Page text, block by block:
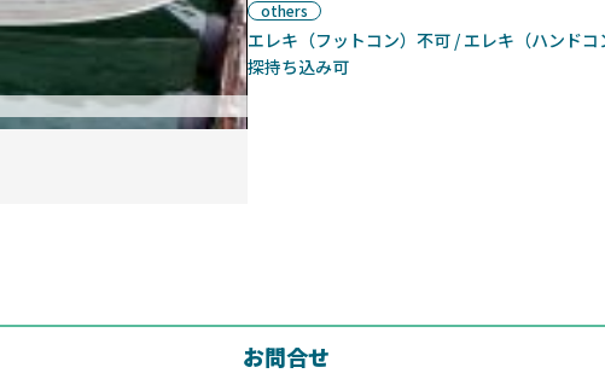
others
エレキ（フットコン）不可 / エレキ（ハンド
探持ち込み可
お問合せ